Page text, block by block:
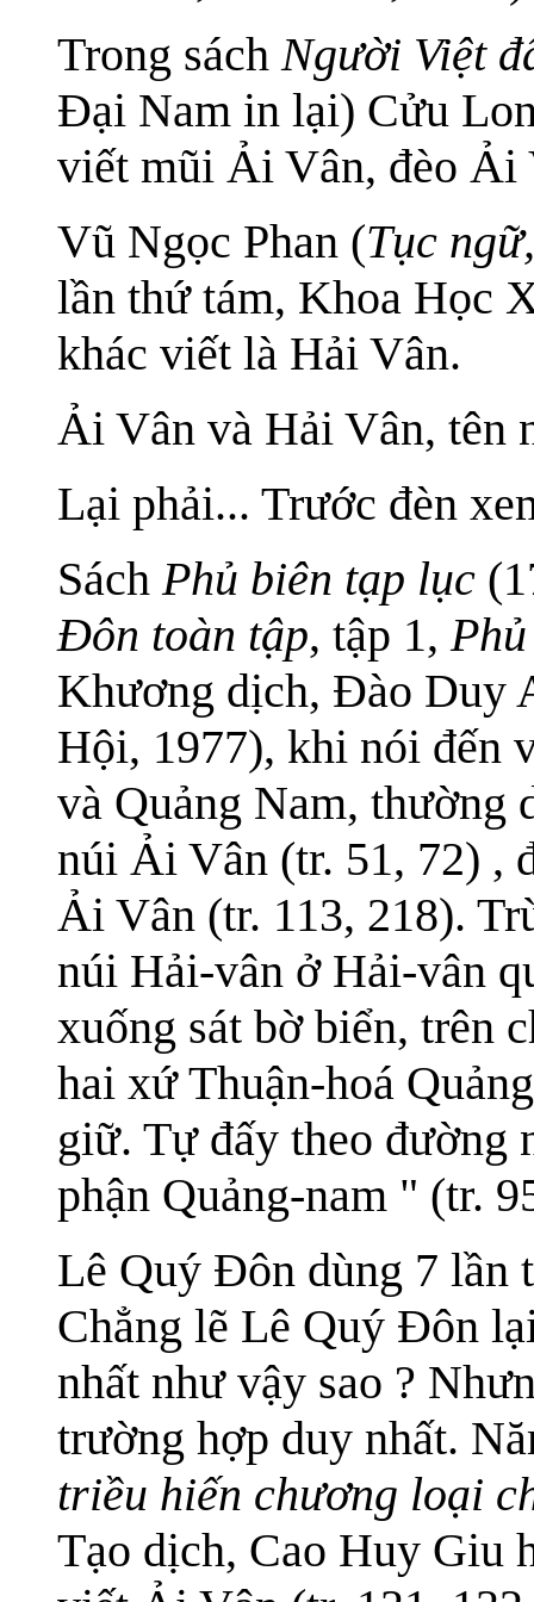
Trong sáchNgười Việt
Đại Nam in lại) Cửu
viết mũi Ải Vân, đèo Ải
Vũ Ngọc Phan (Tục
lần thứ tám, Khoa Học
khác viết là Hải Vân.
Ải Vân và Hải Vân, tên
Lại phải... Trước đèn
SáchPhủ biên tạp lục
Đôn toàn tập, tập 1,
Khương dịch, Đào Duy
Hội, 1977), khi nói đến
và Quảng Nam, thường
núi Ải Vân (tr. 51, 72) ,
Ải Vân (tr. 113, 218).
núi Hải-vân ở Hải-vân
xuống sát bờ biển, trên
hai xứ Thuận-hoá
giữ. Tự đấy theo đường
phận Quảng-nam " (tr.
Lê Quý Đôn dùng 7 lần
Chẳng lẽ Lê Quý Đôn
nhất như vậy sao ?
trường hợp duy nhất.
triều hiến chương loại
Tạo dịch, Cao Huy Giu